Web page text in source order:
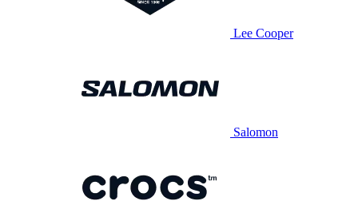
Lee Cooper
Salomon